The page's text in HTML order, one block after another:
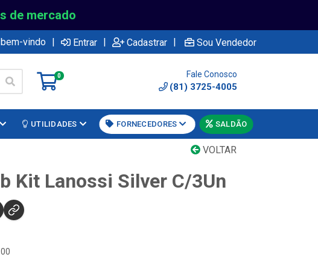
de mercado
vindo | Entrar | Cadastrar | Sou Vendedor
0 Fale Conosco
(81) 3725-4005
UTILIDADES FORNECEDORES SALDÃO
VOLTAR
Kit Lanossi Silver C/3Un